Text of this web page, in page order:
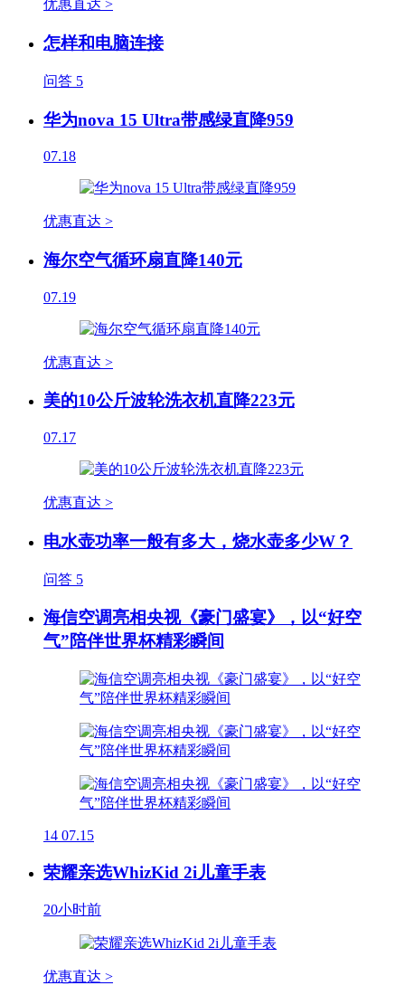
优惠直达 >
怎样和电脑连接
问答 5
华为nova 15 Ultra带感绿直降959
07.18
优惠直达 >
海尔空气循环扇直降140元
07.19
优惠直达 >
美的10公斤波轮洗衣机直降223元
07.17
优惠直达 >
电水壶功率一般有多大，烧水壶多少W？
问答 5
海信空调亮相央视《豪门盛宴》，以“好空
气”陪伴世界杯精彩瞬间
14 07.15
荣耀亲选WhizKid 2i儿童手表
20小时前
优惠直达 >